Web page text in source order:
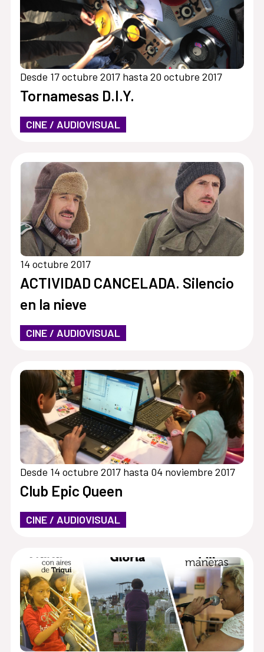
Desde 17 octubre 2017 hasta 20 octubre 2017
Tornamesas D.I.Y.
CINE / AUDIOVISUAL
14 octubre 2017
ACTIVIDAD CANCELADA. Silencio
en la nieve
CINE / AUDIOVISUAL
Desde 14 octubre 2017 hasta 04 noviembre 2017
Club Epic Queen
CINE / AUDIOVISUAL